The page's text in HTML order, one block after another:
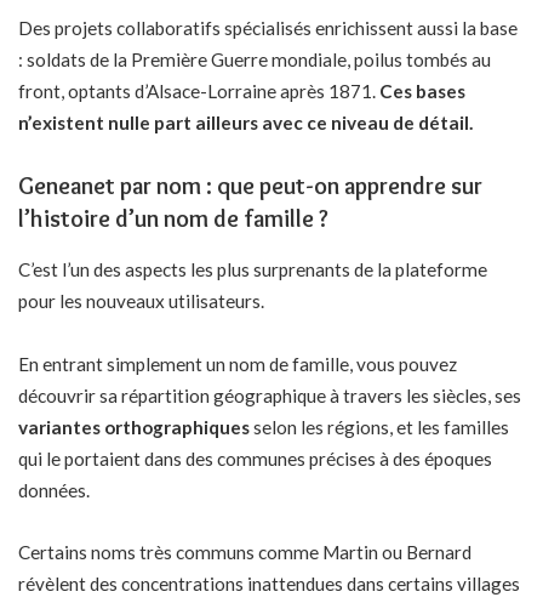
Des projets collaboratifs spécialisés enrichissent aussi la base
: soldats de la Première Guerre mondiale, poilus tombés au
front, optants d’Alsace-Lorraine après 1871. Ces bases
n’existent nulle part ailleurs avec ce niveau de détail.
Geneanet par nom : que peut-on apprendre sur
l’histoire d’un nom de famille ?
C’est l’un des aspects les plus surprenants de la plateforme
pour les nouveaux utilisateurs.
En entrant simplement un nom de famille, vous pouvez
découvrir sa répartition géographique à travers les siècles, ses
variantes orthographiquesselon les régions, et les familles
qui le portaient dans des communes précises à des époques
données.
Certains noms très communs comme Martin ou Bernard
révèlent des concentrations inattendues dans certains villages